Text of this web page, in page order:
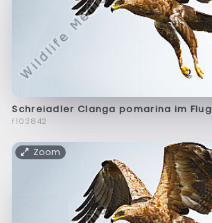
Schreiadler Clanga pomarina im Flug
f103842
Zoom